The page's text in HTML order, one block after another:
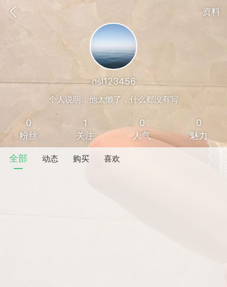
资料
nsl123456
个人说明：他太懒了，什么都没有写
0
粉丝
1
关注
0
人气
0
魅力
全部 动态 购买 喜欢